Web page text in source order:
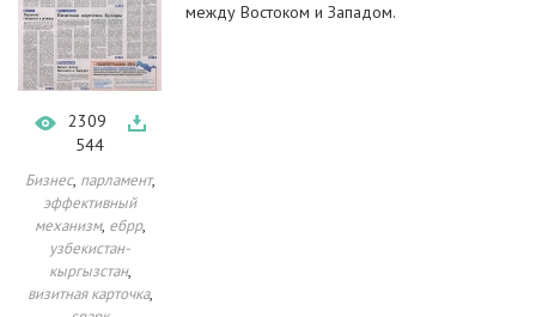
2309
544
Бизнес, парламент,
эффективный
механизм, ебрр,
узбекистан-
кыргызстан,
визитная карточка,
между Востоком и Западом.